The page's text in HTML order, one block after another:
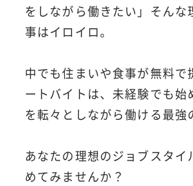
をしながら働きたい」そんな
事はイロイロ。
中でも住まいや食事が無料で
ートバイトは、未経験でも始
を転々としながら働ける最強
あなたの理想のジョブスタイ
めてみませんか？